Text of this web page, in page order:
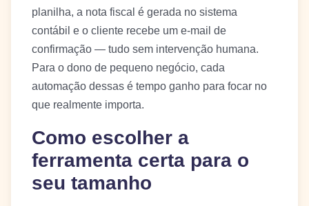
planilha, a nota fiscal é gerada no sistema
contábil e o cliente recebe um e-mail de
confirmação — tudo sem intervenção humana.
Para o dono de pequeno negócio, cada
automação dessas é tempo ganho para focar no
que realmente importa.
Como escolher a
ferramenta certa para o
seu tamanho